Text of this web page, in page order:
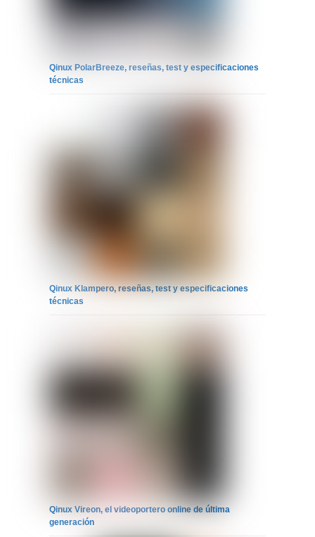
Qinux PolarBreeze, reseñas, test y especificaciones
técnicas
Qinux Klampero, reseñas, test y especificaciones
técnicas
Qinux Vireon, el videoportero online de última
generación